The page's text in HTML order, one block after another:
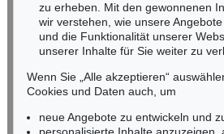
Auktion 601 - Lot 245
Kleine Liegende mit aufgestütztem Kopf, 1948
NORDDEUTSCHLAND
Nico Kassel, M.A.
Tel.: +49 (0)89 55244-164
Mobil: +49 (0)171 8618661
n.kassel@kettererkunst.de
zu erheben. Mit den gewonnenen
wir verstehen, wie unsere
und die Funktionalität unserer
unserer Inhalte für Sie weiter zu
Wenn Sie „Alle akzeptieren“
Cookies und Daten auch, um
neue Angebote zu entwickeln und